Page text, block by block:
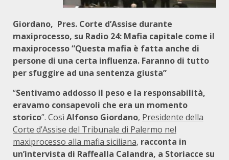
Giordano, Pres. Corte d’Assise durante
maxiprocesso, su Radio 24: Mafia capitale come il
maxiprocesso “Questa mafia è fatta anche di
persone di una certa influenza. Faranno di tutto
per sfuggire ad una sentenza giusta”
“Sentivamo addosso il peso e la responsabilità,
eravamo consapevoli che era un momento
storico”. CosìAlfonso Giordano, Presidente della
Corte d’Assise del Tribunale di Palermo nel
maxiprocesso alla mafia siciliana, racconta in
un’intervista di Raffealla Calandra, a Storiacce su